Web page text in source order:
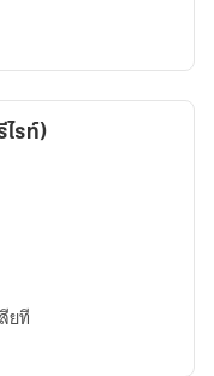
รท์)
ยที